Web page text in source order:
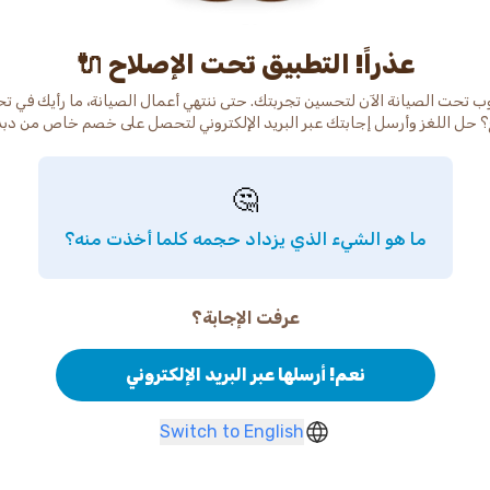
عذراً! التطبيق تحت الإصلاح 🔌
تحت الصيانة الآن لتحسين تجربتك. حتى ننتهي أعمال الصيانة، ما رأيك في
حل اللغز وأرسل إجابتك عبر البريد الإلكتروني لتحصل على خصم خاص من
🤔
ما هو الشيء الذي يزداد حجمه كلما أخذت منه؟
عرفت الإجابة؟
نعم! أرسلها عبر البريد الإلكتروني
Switch to English